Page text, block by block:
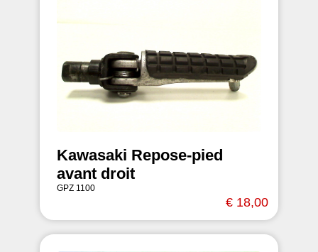
Kawasaki Repose-pied
avant droit
GPZ 1100
€ 18,00